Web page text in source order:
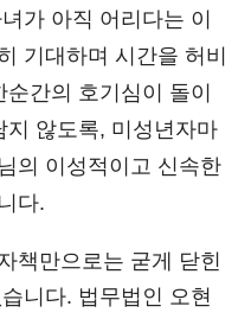
가 아직 어리다는 이
기대하며 시간을 허비
간의 호기심이 돌이
지 않도록, 미성년자마
의 이성적이고 신속한
다.
책만으로는 굳게 닫힌
니다. 법무법인 오현